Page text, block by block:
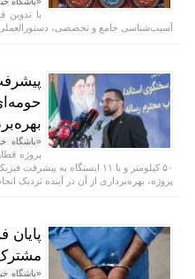
با
آسیب‌شناسی جامع و تخصصی،
«باشگاه
پروژه
پروژه، بهره‌برداری از آن در آینده نزدیک
«باشگاه